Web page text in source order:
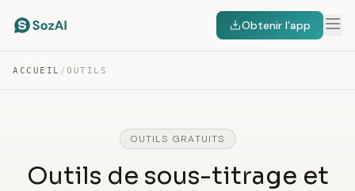
Obtenir l’app
ACCUEIL /OUTILS
OUTILS GRATUITS
Outils de sous-titrage et